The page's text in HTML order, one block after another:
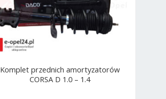
Komplet przednich amortyzatorów
CORSA D 1.0 – 1.4